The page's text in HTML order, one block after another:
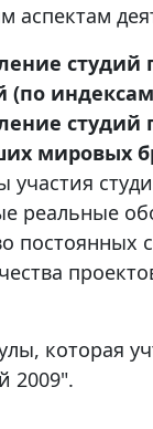
аспектам
(по
студий
мировых
участия
реальные
постоянных
которая
2009".